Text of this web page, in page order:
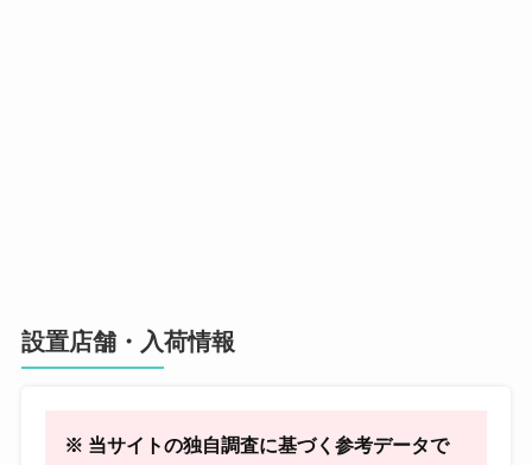
設置店舗・入荷情報
※ 当サイトの独自調査に基づく参考データで